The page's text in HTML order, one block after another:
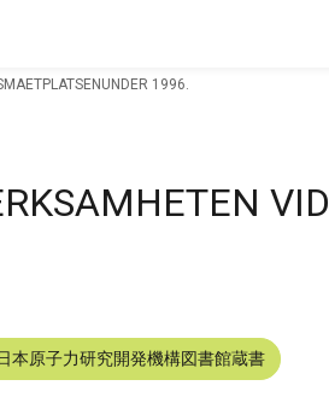
1996.
VID
本原子力研究開発機構図書館蔵書